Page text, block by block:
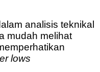
analisis teknikal
mudah melihat
lows